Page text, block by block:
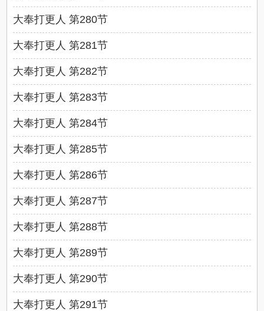
大奉打更人 第280节
大奉打更人 第281节
大奉打更人 第282节
大奉打更人 第283节
大奉打更人 第284节
大奉打更人 第285节
大奉打更人 第286节
大奉打更人 第287节
大奉打更人 第288节
大奉打更人 第289节
大奉打更人 第290节
大奉打更人 第291节